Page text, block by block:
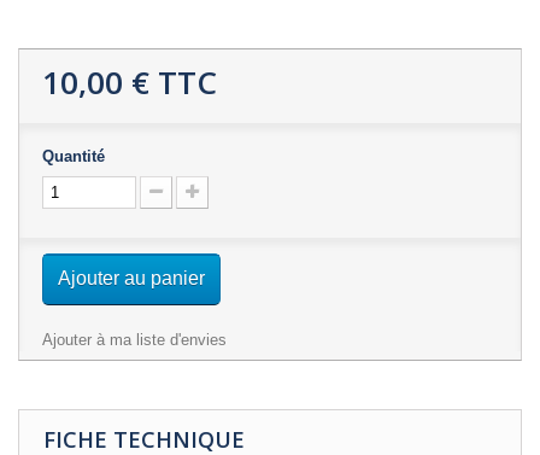
10,00 € TTC
Quantité
Ajouter au panier
Ajouter à ma liste d'envies
FICHE TECHNIQUE